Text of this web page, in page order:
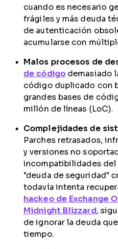
cuando es necesario
frágiles y más deuda
de autenticación
acumularse con
Malos procesos de
de códigodemasiado
código duplicado con
grandes bases de
millón de líneas (LoC).
Complejidades de
Parches retrasados,
y versiones no
incompatibilidades del
"deuda de seguridad"
todavía intenta
hackeo de Exchange
Midnight Blizzard,
de ignorar la deuda
tiempo.